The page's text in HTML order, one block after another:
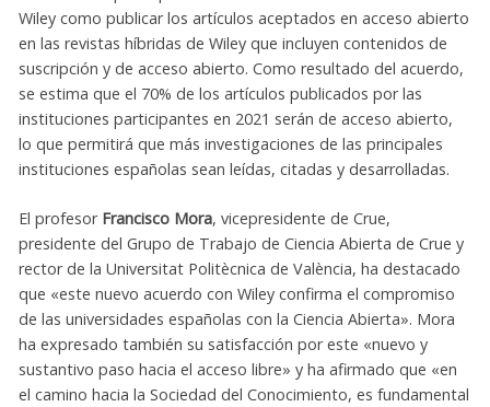
Wiley como publicar los artículos aceptados en acceso abierto
en las revistas híbridas de Wiley que incluyen contenidos de
suscripción y de acceso abierto. Como resultado del acuerdo,
se estima que el 70% de los artículos publicados por las
instituciones participantes en 2021 serán de acceso abierto,
lo que permitirá que más investigaciones de las principales
instituciones españolas sean leídas, citadas y desarrolladas.
El profesor Francisco Mora, vicepresidente de Crue,
presidente del Grupo de Trabajo de Ciencia Abierta de Crue y
rector de la Universitat Politècnica de València, ha destacado
que «este nuevo acuerdo con Wiley confirma el compromiso
de las universidades españolas con la Ciencia Abierta». Mora
ha expresado también su satisfacción por este «nuevo y
sustantivo paso hacia el acceso libre» y ha afirmado que «en
el camino hacia la Sociedad del Conocimiento, es fundamental